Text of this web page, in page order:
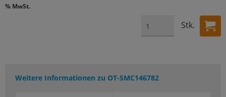
% MwSt.
Stk.
Weitere Informationen zu OT-SMC146782